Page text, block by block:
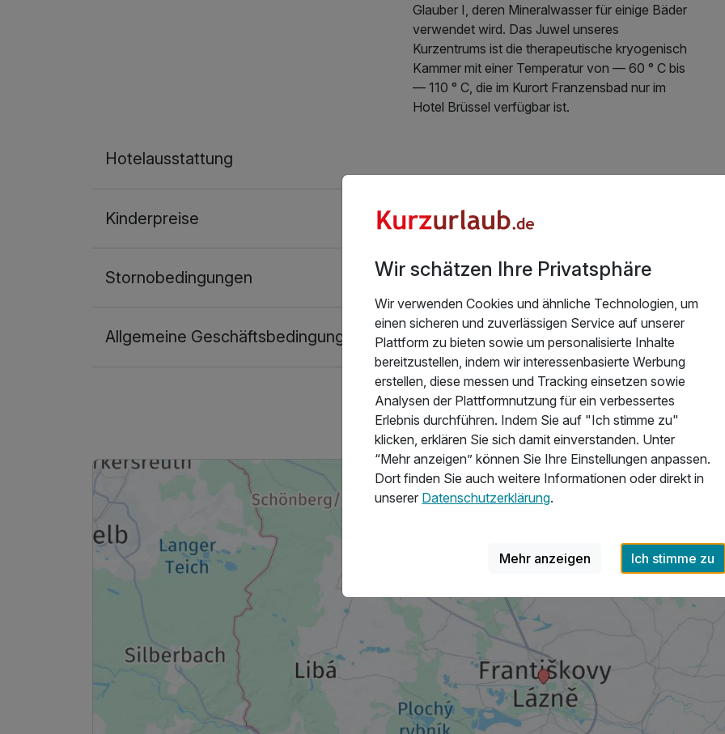
Glauber I, deren Mineralwasser für einige Bäder
verwendet wird. Das Juwel unseres
Kurzentrums ist die therapeutische kryogenisch
Kammer mit einer Temperatur von — 60 ° C bis
— 110 ° C, die im Kurort Franzensbad nur im
Hotel Brüssel verfügbar ist.
Hotelausstattung
Kinderpreise
Stornobedingungen
Allgemeine Geschäftsbedingungen
Hoteladresse
Wir schätzen Ihre Privatsphäre
Wir verwenden Cookies und ähnliche Technologien, um
einen sicheren und zuverlässigen Service auf unserer
Plattform zu bieten sowie um personalisierte Inhalte
bereitzustellen, indem wir interessenbasierte Werbung
erstellen, diese messen und Tracking einsetzen sowie
Analysen der Plattformnutzung für ein verbessertes
Erlebnis durchführen. Indem Sie auf "Ich stimme zu"
klicken, erklären Sie sich damit einverstanden. Unter
“Mehr anzeigen” können Sie Ihre Einstellungen anpassen.
Dort finden Sie auch weitere Informationen oder direkt in
unserer Datenschutzerklärung.
Mehr anzeigen Ich stimme zu